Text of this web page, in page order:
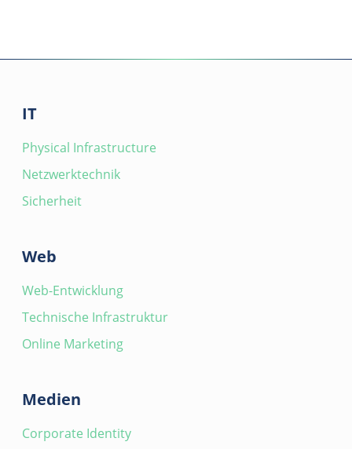
IT
Physical Infrastructure
Netzwerktechnik
Sicherheit
Web
Web-Entwicklung
Technische Infrastruktur
Online Marketing
Medien
Corporate Identity